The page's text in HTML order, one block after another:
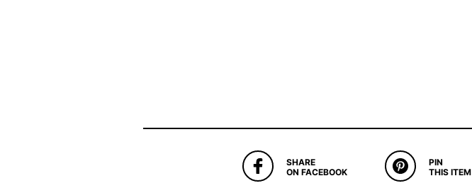
SHARE
ON FACEBOOK
PIN
THIS ITEM